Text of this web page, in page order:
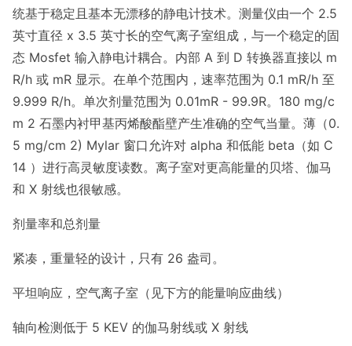
统基于稳定且基本无漂移的静电计技术。测量仪由一个 2.5
英寸直径 x 3.5 英寸长的空气离子室组成，与一个稳定的固
态 Mosfet 输入静电计耦合。内部 A 到 D 转换器直接以 m
R/h 或 mR 显示。在单个范围内，速率范围为 0.1 mR/h 至
9.999 R/h。单次剂量范围为 0.01mR - 99.9R。180 mg/c
m 2 石墨内衬甲基丙烯酸酯壁产生准确的空气当量。薄（0.
5 mg/cm 2) Mylar 窗口允许对 alpha 和低能 beta（如 C
14 ）进行高灵敏度读数。离子室对更高能量的贝塔、伽马
和 X 射线也很敏感。
剂量率和总剂量
紧凑，重量轻的设计，只有 26 盎司。
平坦响应，空气离子室（见下方的能量响应曲线）
轴向检测低于 5 KEV 的伽马射线或 X 射线